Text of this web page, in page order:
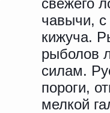
свежего
чавычи, с
кижуча.
рыболов
силам.
пороги,
мелкой